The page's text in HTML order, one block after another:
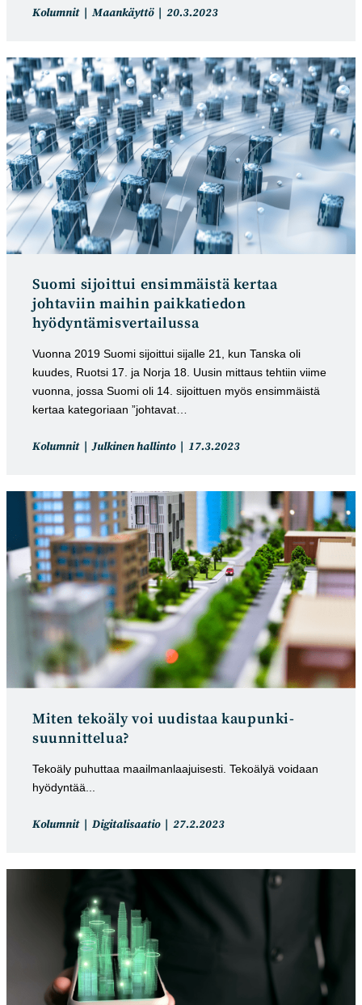
Artikkelin
Kolumnit Maankäyttö
Artikkeli
20.3.2023
Suomi sijoittui ensim­mäistä kertaa
johtaviin maihin paik­katiedon
hyödyntämis­vertailussa
Vuonna 2019 Suomi sijoittui sijalle 21, kun Tanska oli
kuudes, Ruotsi 17. ja Norja 18. Uusin mittaus tehtiin viime
vuonna, jossa Suomi oli 14. sijoittuen myös ensimmäistä
kertaa kategoriaan ”johtavat…
Artikkelin
Kolumnit Julkinen hallinto
Artikkeli
17.3.2023
Miten tekoäly voi uudistaa kaupunki­­­
suunnittelua?
Tekoäly puhuttaa maailmanlaajuisesti. Tekoälyä voidaan
hyödyntää...
Artikkelin
Kolumnit Digitalisaatio
Artikkeli
27.2.2023